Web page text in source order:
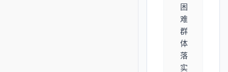
困
难
群
体
落
实